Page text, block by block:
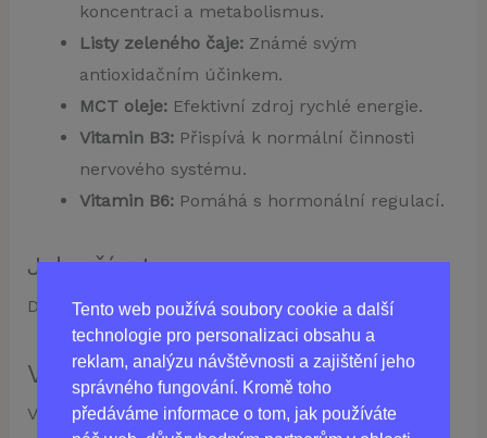
Tento web používá soubory cookie a další
technologie pro personalizaci obsahu a
reklam, analýzu návštěvnosti a zajištění jeho
správného fungování. Kromě toho
předáváme informace o tom, jak používáte
koncentraci a metabolismus.
Listy zeleného čaje:Známé svým
antioxidačním účinkem.
MCT oleje:Efektivní zdroj rychlé energie.
Vitamin B3:Přispívá k normální činnosti
nervového systému.
Vitamin B6:Pomáhá s hormonální regulací.
Jak užívat:
Dodržujte pokyny výrobce uvedené na obalu.
Výrobce:
Vyrobeno v Itálii.